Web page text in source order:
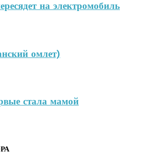
на электромобиль
омлет)
стала мамой